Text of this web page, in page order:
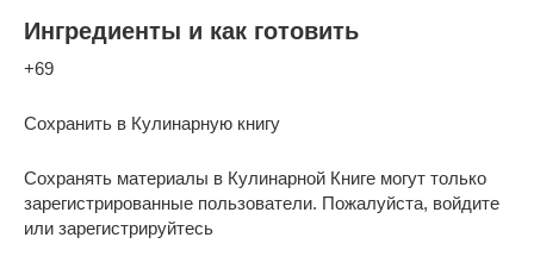
Ингредиенты и как готовить
+69
Сохранить в Кулинарную книгу
Сохранять материалы в Кулинарной Книге могут только
зарегистрированные пользователи. Пожалуйста, войдите
или зарегистрируйтесь